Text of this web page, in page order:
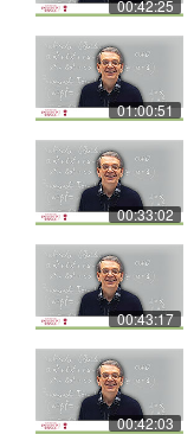
00:42:25
01:00:51
00:33:02
00:43:17
00:42:03